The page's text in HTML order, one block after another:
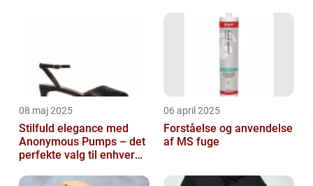
08 maj 2025
Stilfuld elegance med
Anonymous Pumps – det
perfekte valg til enhver
06 april 2025
Forståelse og anvendelse
af MS fuge